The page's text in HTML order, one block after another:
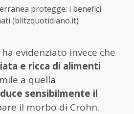
protegge: i benefici
(blitzquotidiano.it)
evidenziato invece che
e ricca di alimenti
a quella
sensibilmente il
il morbo di Crohn.